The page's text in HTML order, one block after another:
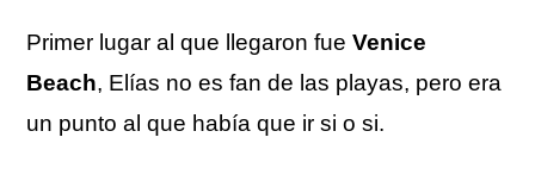
Primer lugar al que llegaron fueVenice
Beach, Elías no es fan de las playas, pero era
un punto al que había que ir si o si.